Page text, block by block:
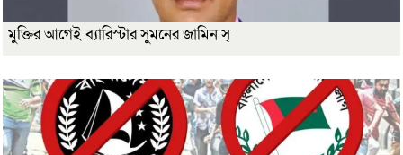
মুক্তির আগেই ব্যারিস্টার সুমনের জামিন স্